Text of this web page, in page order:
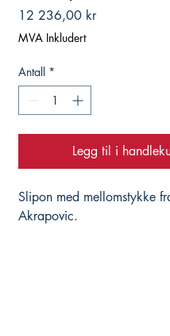
12 236,00 krPris
MVA Inkludert
Antall *
Legg til i
Slipon med mellomstykke
Akrapovic.